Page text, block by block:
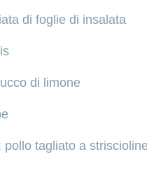
di foglie di insalata
di limone
pollo tagliato a